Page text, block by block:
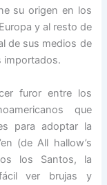
su origen en los
y al resto de
de sus medios de
importados.
furor entre los
que
para adoptar la
(de All hallow’s
los Santos, la
ver brujas y